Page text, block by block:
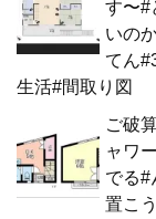
す〜#
いの
てん
生活#間取り図
ご破
ャワ
でる#
置こ